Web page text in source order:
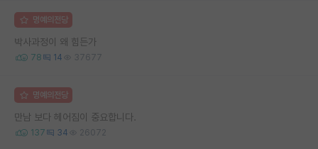
명예의전당
박사과정이 왜 힘든가
78 14 37677
명예의전당
만남 보다 헤어짐이 중요합니다.
137 34 26072